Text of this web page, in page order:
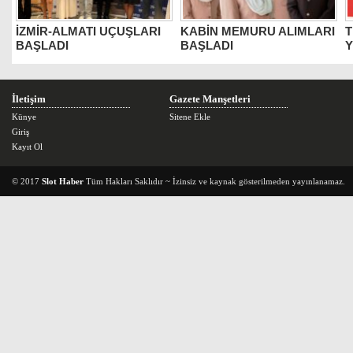
İZMİR-ALMATI UÇUŞLARI
BAŞLADI
KABİN MEMURU ALIMLARI
BAŞLADI
İletişim
Künye
Giriş
Kayıt Ol
Gazete Manşetleri
Sitene Ekle
© 2017 Slot Haber Tüm Hakları Saklıdır ~ İzinsiz ve kaynak gösterilmeden yayınlanamaz.